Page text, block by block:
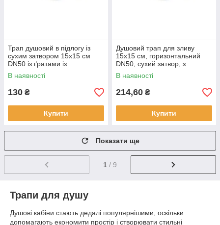
Трап душовий в підлогу із
сухим затвором 15х15 см
DN50 із ґратами із
нержавіючої сталі AISI
SANPREIS
В наявності
130 ₴
Купити
Душовий трап для зливу
15х15 см, горизонтальний
DN50, сухий затвор, з
решіткою з нержавіючої сталі
Maxiflow
В наявності
214,60 ₴
Купити
Показати ще
1 / 9
Трапи для душу
Душові кабіни стають дедалі популярнішими, оскільки
допомагають економити простір і створювати стильні